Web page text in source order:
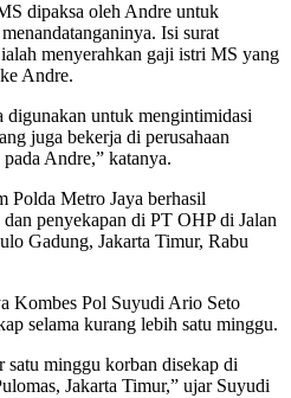
dipaksa oleh Andre untuk
Isi surat
menyerahkan gaji istri MS yang
Andre.
digunakan untuk mengintimidasi
juga bekerja di perusahaan
Andre,” katanya.
Polda Metro Jaya berhasil
penyekapan di PT OHP di Jalan
Gadung, Jakarta Timur, Rabu
Kombes Pol Suyudi Ario Seto
selama kurang lebih satu minggu.
minggu korban disekap di
Jakarta Timur,” ujar Suyudi